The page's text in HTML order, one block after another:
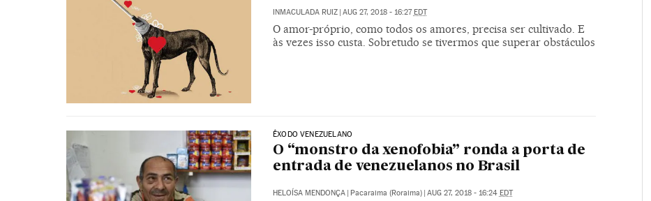
INMACULADA RUIZ | AUG 27, 2018 - 16:27EDT
O amor-próprio, como todos os amores, precisa ser cultivado. E
às vezes isso custa. Sobretudo se tivermos que superar obstáculos
ÊXODO VENEZUELANO
O “monstro da xenofobia” ronda a porta de
entrada de venezuelanos no Brasil
HELOÍSA MENDONÇA Pacaraima (Roraima) AUG 27, 2018 - 16:24 EDT